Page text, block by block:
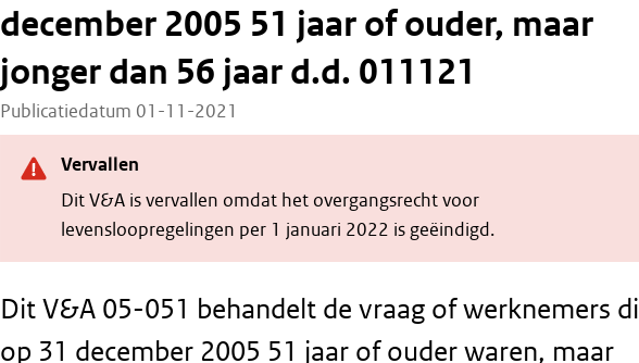
december 2005 51 jaar of ouder, maar
jonger dan 56 jaar d.d. 011121
Publicatiedatum 01-11-2021
Vervallen
Dit V&A is vervallen omdat het overgangsrecht voor
levensloopregelingen per 1 januari 2022 is geëindigd.
Dit V&A 05-051 behandelt de vraag of werknemers
op 31 december 2005 51 jaar of ouder waren, maar